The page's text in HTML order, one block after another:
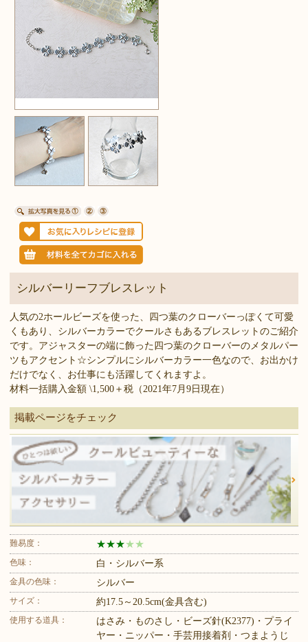
シルバーリーフブレスレット
人気の2ホールビーズを使った、四つ葉のクローバーっぽくて可愛
くもあり、シルバーカラーでクールさもあるブレスレットのご紹介
です。アジャスターの端に飾った四つ葉のクローバーのメタルパー
ツもアクセント☆シンプルにシルバーカラー一色なので、お出かけ
だけでなく、お仕事にも活躍してくれますよ。
材料一括購入金額 \1,500＋税（2021年7月9日現在）
掲載ページをチェック
難易度： ★★★ ★ ★
色味： 白・シルバー系
金具の色味： シルバー
サイズ： 約17.5～20.5cm(金具含む)
使用する道具：
はさみ・ものさし・ビーズ針(K2377)・プライ
ヤー・ニッパー・手芸用接着剤・つまようじ